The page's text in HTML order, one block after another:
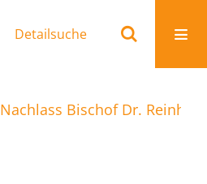
Detailsuche
Nachlass Bischof Dr.